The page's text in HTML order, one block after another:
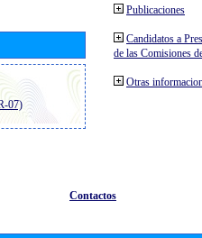
07)
Publicaciones
Candidatos a
de las Comisiones
Otras
Contactos